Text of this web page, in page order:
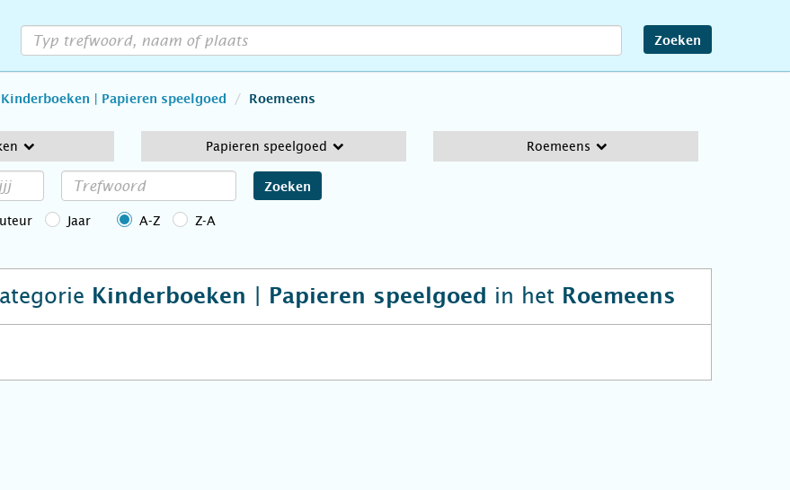
Zoeken
Kinderboeken | Papieren speelgoed Roemeens
Papieren speelgoed Roemeens
Zoeken
Jaar A-Z Z-A
Kinderboeken | Papieren speelgoed in het Roemeens